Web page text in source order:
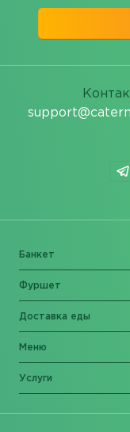
Банкет
Фуршет
Доставка еды
Меню
Услуги